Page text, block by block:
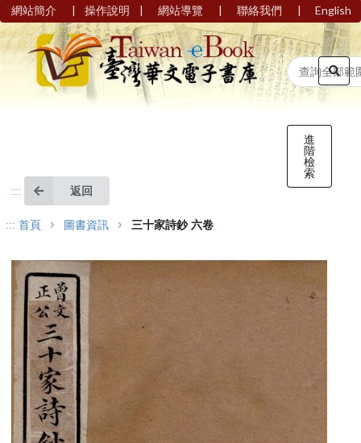
網站簡介 | 操作說明 | 網站導覽 | 聯絡我們 | English
進
階
檢
索
::: 返回
::: 首頁 圖書資訊 三十家詩鈔 六卷